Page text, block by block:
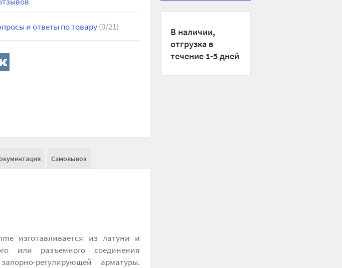
В наличии,
отгрузка в
течение 1-5 дней
и ответы по товару(0/21)
Самовывоз
изготавливается из латуни и
или разъемного соединения
регулирующей арматуры.